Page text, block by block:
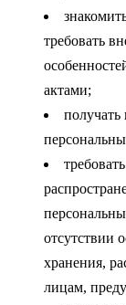
требовать
актами;
отсутствии
хранения,
лицам,